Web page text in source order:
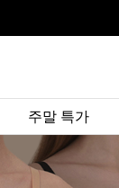
주말 특가